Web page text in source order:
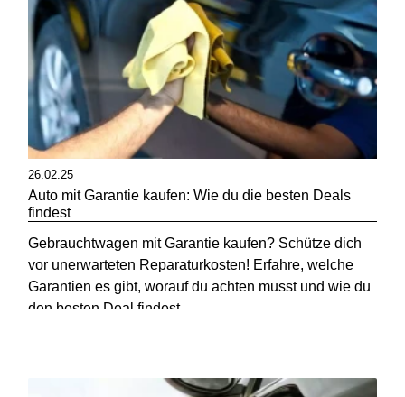
26.02.25
Auto mit Garantie kaufen: Wie du die besten Deals
findest
Gebrauchtwagen mit Garantie kaufen? Schütze dich
vor unerwarteten Reparaturkosten! Erfahre, welche
Garantien es gibt, worauf du achten musst und wie du
den besten Deal findest.